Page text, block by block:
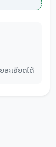
ละเอียดได้